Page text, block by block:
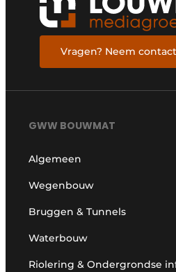
Vragen? Neem
GWW BOUWMAT
Algemeen
Wegenbouw
Bruggen & Tunnels
Waterbouw
Riolering & Ondergrondse